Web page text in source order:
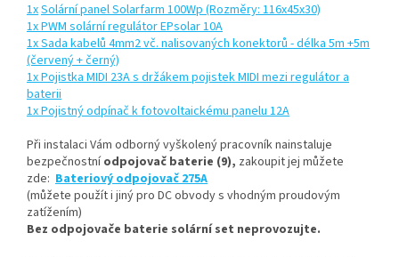
1xSolární panel Solarfarm 100Wp (Rozměry: 116x45x30)
1x PWM solární regulátor EPsolar 10A
1x Sada kabelů 4mm2 vč. nalisovaných konektorů - délka 5m +5m
(červený + černý)
1xPojistka MIDI 23A s držákem pojistek MIDI mezi regulátor a
baterii
1x Pojistný odpínač k fotovoltaickému panelu 12A
Při instalaci Vám odborný vyškolený pracovník nainstaluje
bezpečnostníodpojovač baterie (9), zakoupit jej můžete
zde: Bateriový odpojovač 275A
(můžete použít i jiný pro DC obvody s vhodným proudovým
zatížením)
Bez odpojovače baterie solární set neprovozujte.